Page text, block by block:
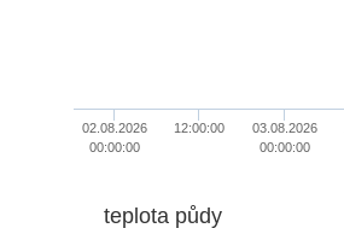
02.08.2026
00:00:00
12:00:00
03.08.2026
00:00:00
teplota půdy